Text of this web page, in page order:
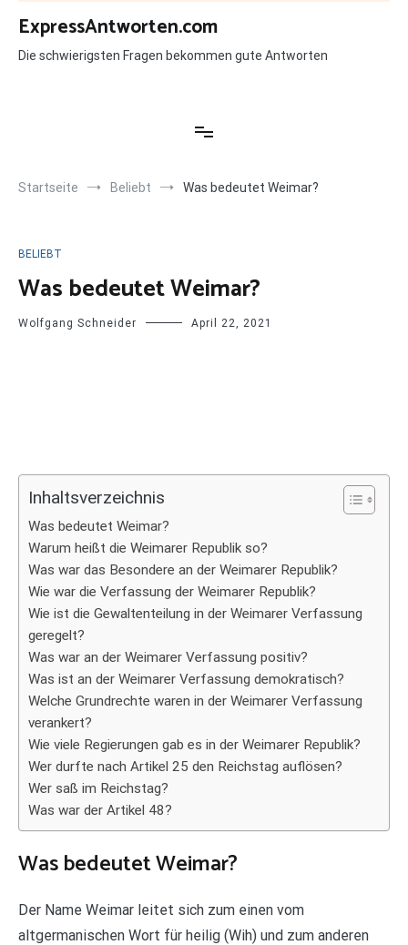
Zum
Inhalt
springen
ExpressAntworten.com
Die schwierigsten Fragen bekommen gute Antworten
Startseite Beliebt Was bedeutet Weimar?
BELIEBT
Was bedeutet Weimar?
Wolfgang Schneider April 22, 2021
Inhaltsverzeichnis
Was bedeutet Weimar?
Warum heißt die Weimarer Republik so?
Was war das Besondere an der Weimarer Republik?
Wie war die Verfassung der Weimarer Republik?
Wie ist die Gewaltenteilung in der Weimarer Verfassung
geregelt?
Was war an der Weimarer Verfassung positiv?
Was ist an der Weimarer Verfassung demokratisch?
Welche Grundrechte waren in der Weimarer Verfassung
verankert?
Wie viele Regierungen gab es in der Weimarer Republik?
Wer durfte nach Artikel 25 den Reichstag auflösen?
Wer saß im Reichstag?
Was war der Artikel 48?
Was bedeutet Weimar?
Der Name Weimar leitet sich zum einen vom
altgermanischen Wort für heilig (Wih) und zum anderen